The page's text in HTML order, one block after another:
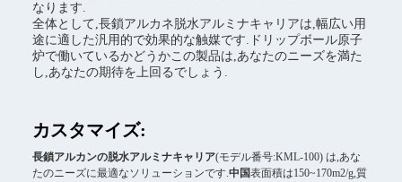
なります.
全体として,長鎖アルカネ脱水アルミナキャリアは,幅広い用
途に適した汎用的で効果的な触媒です.ドリップボール原子
炉で働いているかどうかこの製品は,あなたのニーズを満た
し,あなたの期待を上回るでしょう.
カスタマイズ:
長鎖アルカンの脱水アルミナキャリア(モデル番号:KML-100) は,あな
たのニーズに最適なソリューションです.中国表面積は150~170m2/g,質